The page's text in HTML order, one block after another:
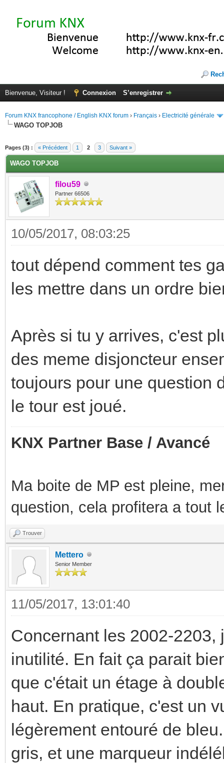
Bienvenue, Visiteur ! Connexion S’enregistrer
Forum KNX francophone / English KNX forum › Français › Electricité générale
WAGO TOPJOB
Pages (3) : « Précédent 1 2 3 Suivant »
WAGO TOPJOB
filou59
Partner 66506
10/05/2017, 08:03:25
tout dépend comment tes
les mettre dans un ordre
Après si tu y arrives, c'est
des meme disjoncteur
toujours pour une question
le tour est joué.
KNX Partner Base / Avancé
Ma boite de MP est pleine,
question, cela profitera a tout
Trouver
Mettero
Senior Member
11/05/2017, 13:01:40
Concernant les 2002-2203,
inutilité. En fait ça parait
que c'était un étage à
haut. En pratique, c'est un
légèrement entouré de
gris, et une marqueur